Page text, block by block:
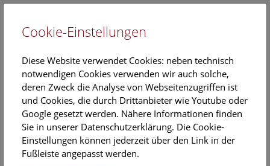
EN
Das Naturhistorische Museum Wien
öffnet am 20.05.2020 seine Tore!
Cookie-Einstellungen
Diese Website verwendet Cookies: neben technisch
notwendigen Cookies verwenden wir auch solche,
deren Zweck die Analyse von Webseitenzugriffen ist
und Cookies, die durch Drittanbieter wie Youtube oder
Google gesetzt werden. Nähere Informationen finden
Sie in unserer Datenschutzerklärung. Die Cookie-
Einstellungen können jederzeit über den Link in der
Fußleiste angepasst werden.